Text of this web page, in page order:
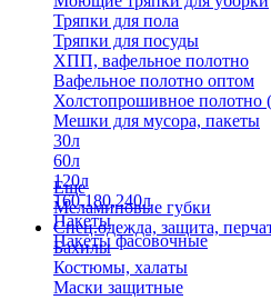
Тряпки для пола
Тряпки для посуды
ХПП, вафельное полотно
Вафельное полотно оптом
Холстопрошивное
Мешки для мусора, пакеты
30л
60л
120л
160,180,240л
Пакеты
Пакеты фасовочные
Еще
Меламиновые губки
Спец.одежда, защита,
Бахилы
Костюмы, халаты
Маски защитные